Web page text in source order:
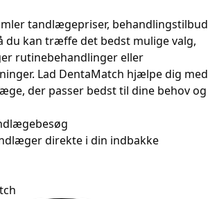
tandlægepriser, behandlingstilbud
du kan træffe det bedst mulige valg,
rutinebehandlinger eller
Lad DentaMatch hjælpe dig med
der passer bedst til dine behov og
direkte i din indbakke